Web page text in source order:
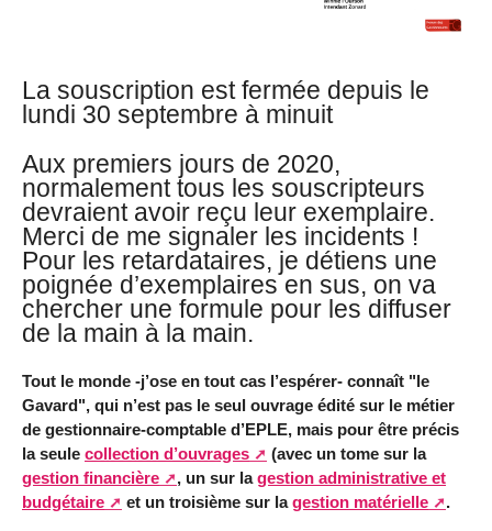
La souscription est fermée depuis le
lundi 30 septembre à minuit
Aux premiers jours de 2020,
normalement tous les souscripteurs
devraient avoir reçu leur exemplaire.
Merci de me signaler les incidents !
Pour les retardataires, je détiens une
poignée d’exemplaires en sus, on va
chercher une formule pour les diffuser
de la main à la main.
Tout le monde -j’ose en tout cas l’espérer- connaît "le
Gavard", qui n’est pas le seul ouvrage édité sur le métier
de gestionnaire-comptable d’EPLE, mais pour être précis
la seule collection d’ouvrages
(avec un tome sur la
gestion financière
, un sur lagestion administrative et
budgétaire
et un troisième sur lagestion matérielle .